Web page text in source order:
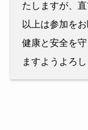
たしますが、
以上は参加を
健康と安全を
ますようよろ